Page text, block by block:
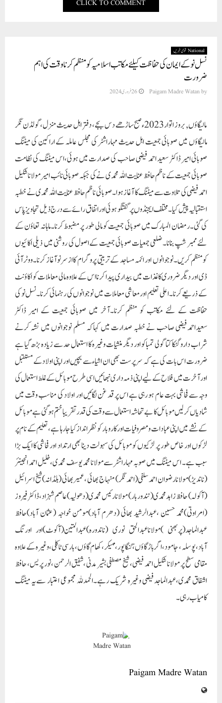
CLICK TO COMMENT
National قومی خبریں
نسل نو کے ایمان کی حفاظت کیلئےمکاتب اسلامیہ کومنظم کرنا وقت کی اہم
ضرورت
by
Paigam Madre Watan 26 فروری 2024
مالیگاؤں, بروز اتوار2023ءصبح ساڑھے دس بجے، دفتر اہل حدیث منزل،گولڈن نگر
مالیگاؤں میں صوبائی جمعیت اہل حدیث مہاراشٹر کی مجلس عاملہ کے اراکین کی میٹنگ
صوبائی امیر ڈاکٹر سعید احمد فیضی صاحب کی صدارت میں ہوئی،اس میٹنگ کی نظامت
صوبائی جمعیت کے ناظم حافظ عنایت اللہ محمدی نے کی جبکہ صوبائی نائب امیرمولاناشکیل
احمدفیضی کی تلاوت سے میٹنگ کا آغاز ہوا۔صوبائی ناظم حافظ عنایت اللہ محمدی نے خطبہ
استقبالیہ پیش کیا۔مختلف ایجنڈوں پر گفتگو ہوئی اور اتفاق رائے سے درج ذیل تجاویز پاس
کی گئی۔رمضان المبارک میں صوبائی جمعیت کو مالی طور پر مضبوط کرنا۔ماہانہ تعاؤن کے
لئے ممبر شپ بنانا۔ضلعی جمعیات صوبائی جمعیت کےاصول کی روشنی میں ذیلی اکائیوں
کومنظم کریں۔نوجوانوں اور ائمہ مساجد کےتربیتی پروگرام کاازسرنوآغاز کرنا۔ووٹرآئی
ڈی اور دیگر ضروری کاغذات میں بیداری پیدا کرنااس کے علاوہ مالی معاملات کو اکاؤنٹ
کے ذریعے کرنا۔اعلی تعلیم اور معاشی معاملات میں نوجوانوں کی رہنمائی کرنا۔نسل نو کی
حفاظت کے لئے مکاتب کو منظم کرنا۔آخر میں صوبائی جمعیت کے امیر ڈاکٹر
سعیداحمدفیضی صاحب نے خطبہ صدارت میں کہاکہ مسلم نوجوانوں میں نشہ کرنے
شراب دارو گٹکا کتا گولی تمباکو اور دیگر منشیات وغیرہ کا استعمال حد سے زیادہ بڑھ گیا ہے
ضرورت اس بات کی ہے کہ سرپرست بھی ان اشیاء سے بچیں اور اپنی اولاد کے مستقبل
اور آخرت میں فلاح کے لیے اپنی ذمہ داری نبھائیں اسی طرح موبائل کے غلط استعمال کی
وجہ سے فحاشی بہت عام ہو رہی ہے اس پر قد غن لگائیں اور اولاد کی مناسب وقت میں
شادیاں کر لیں موبائل کا بے تحاشہ استعمال سے وقت کی قدر تقریبا ختم ہو گئی ہے موبائل
کے نشے میں اپنی عبادات ومصروفیات اور کاروبار کو نظر انداز کیاجا رہا ہے ،تعلیم کے نام پر
لڑکوں اور خاص طور پر لڑکیوں کو موبائل کی سہولت دینا بھی ارتداد اور فحاشی کا ایک بڑا
سبب ہے۔ اس میٹنگ میں صوبہ مہاراشٹرسےمولانا محمد یوسف محمدی،خلیل احمد انجینئر
(ناندیڑ)مولانارضوان احمد سلفی(احمد نگر) منہاج بھائی ،عمیر بھائی (بلڈانہ)شیخ اسرائیل
(آکولہ) حافظ زاہدمحمدی(نندوربار) مولانا رئیس محمدی(دھولیہ)عاصم شہزاد،ڈاکٹر فیروز
(امراوتی)محمد حسین ،عبدالرشید بھائی (دھرم آباد)مومن خواجہ (عثمان آباد)حافظ
عبدالماجد(پربھنی )مولاناعبدالحق نوری (ناندورہ)عبدالمتین(آکوٹ)اور اورنگ
آباد،پوسلہ ، جامود،اگرباڑگاؤں،گنگاپور،مہیکر،کھام گاؤں،بارسی ٹاکلی،وغیرہ کے علاوہ
مقامی سطح پر مولانا شکیل احمد فیضی، شیخ مصطفی بشیر مدنی ،شفیق الرحمن ،نور پریس، حافظ
اشفاق محمدی،عبدالماجدفیضی وغیرہ شریک رہے۔الحمدللہ مجموعی اعتبار سےیہ میٹنگ
کامیاب رہی۔
Paigam Madre Watan